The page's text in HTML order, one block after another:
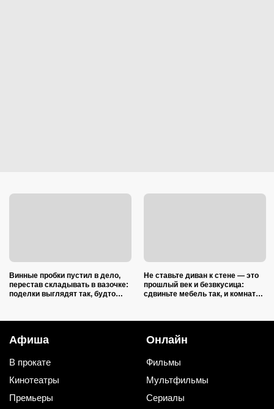
Винные пробки пустил в дело,
перестав складывать в вазочке:
поделки выглядят так, будто
Не ставьте диван к стене — это
прошлый век и безвкусица:
сдвиньте мебель так, и комната
Афиша
В прокате
Кинотеатры
Премьеры
Онлайн
Фильмы
Мультфильмы
Сериалы